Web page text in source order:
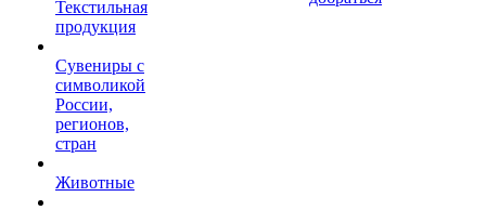
Текстильная
продукция
Сувениры с
символикой
России,
регионов,
стран
Животные